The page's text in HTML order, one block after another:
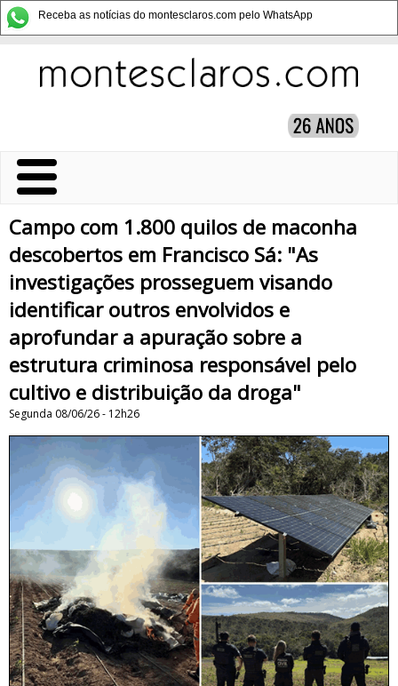
Receba as notícias do montesclaros.com pelo WhatsApp
Campo com 1.800 quilos de maconha
descobertos em Francisco Sá: "As
investigações prosseguem visando
identificar outros envolvidos e
aprofundar a apuração sobre a
estrutura criminosa responsável pelo
cultivo e distribuição da droga"
Segunda 08/06/26 - 12h26